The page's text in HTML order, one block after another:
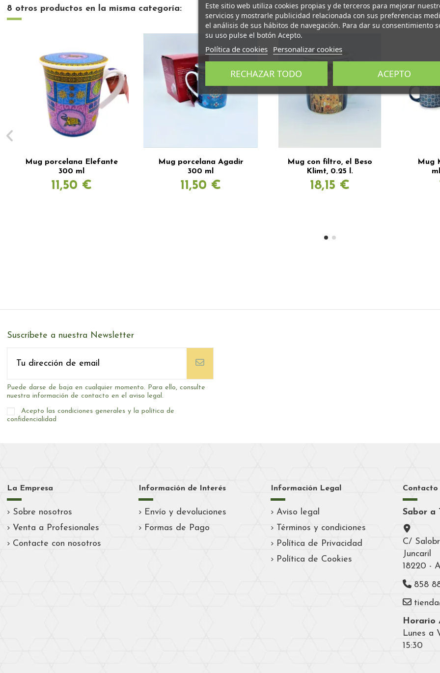
8 otros productos en la misma categoría:
Mug porcelana Elefante
300 ml
11,50 €
Mug porcelana Agadir
300 ml
11,50 €
Mug con filtro, el Beso
Klimt, 0.25 l.
18,15 €
Mug
Suscríbete a nuestra Newsletter
Puede darse de baja en cualquier momento. Para ello, consulte
nuestra información de contacto en el aviso legal.
Acepto las condiciones generales y la política de
confidencialidad
La Empresa
Sobre nosotros
Venta a Profesionales
Contacte con nosotros
Información de Interés
Envío y devoluciones
Formas de Pago
Información Legal
Aviso legal
Términos y condiciones
Política de Privacidad
Política de Cookies
Contacto
Sabor a
C/
Juncaril
18220 -
858
Horario
Lunes a
15:30
Este sitio web utiliza cookies propias y de terceros para mejorar
servicios y mostrarle publicidad relacionada con sus preferencias
el análisis de sus hábitos de navegación. Para dar su consentimiento
su uso pulse el botón Acepto.
Política de cookies Personalizar cookies
RECHAZAR TODO ACEPTO